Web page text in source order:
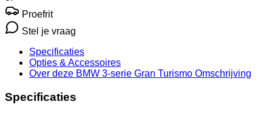
Proefrit
Stel je vraag
Specificaties
Opties & Accessoires
Over deze BMW 3-serie Gran Turismo Omschrijving
Specificaties